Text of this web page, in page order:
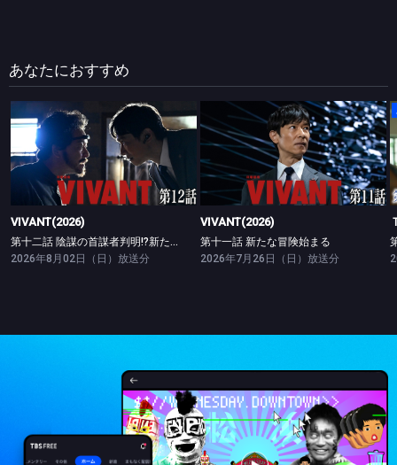
あなたにおすすめ
VIVANT(2026)
VIVANT(2026)
第十二話 陰謀の首謀者判明!?新たな仲間との対峙
2026年8月02日（日）放送分
VIVANT(2026)
第十一話 新たな冒険始まる
VIVANT(2026)
第十一話 新たな冒険始まる
2026年7月26日（日）放送分